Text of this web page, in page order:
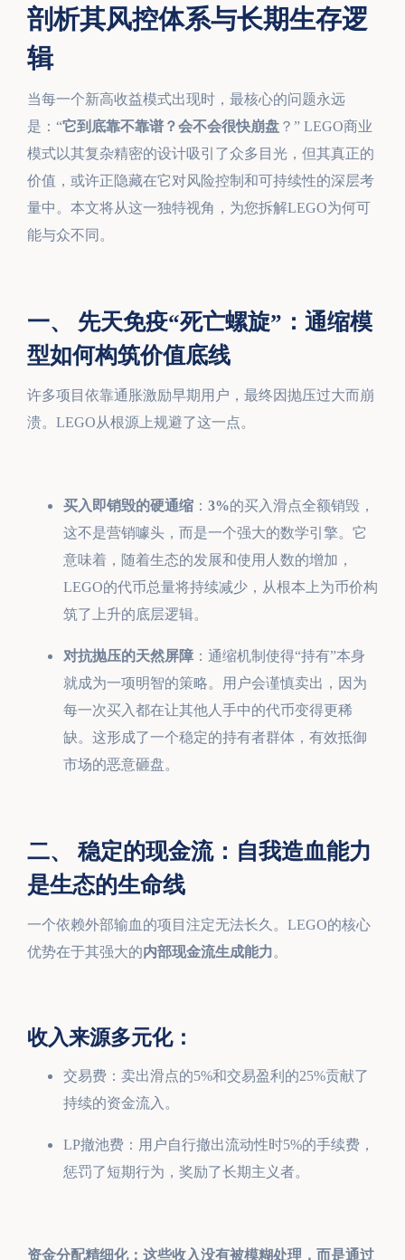
剖析其风控体系与长期生存逻
辑
当每一个新高收益模式出现时，最核心的问题永远
是：“它到底靠不靠谱？会不会很快崩盘 ？” LEGO商业
模式以其复杂精密的设计吸引了众多目光，但其真正的
价值，或许正隐藏在它对风险控制和可持续性的深层考
量中。本文将从这一独特视角，为您拆解LEGO为何可
能与众不同。
一、 先天免疫“死亡螺旋”：通缩模
型如何构筑价值底线
许多项目依靠通胀激励早期用户，最终因抛压过大而崩
溃。LEGO从根源上规避了这一点。
买入即销毁的硬通缩 ： 3%的买入滑点全额销毁，
这不是营销噱头，而是一个强大的数学引擎。它
意味着，随着生态的发展和使用人数的增加，
LEGO的代币总量将持续减少，从根本上为币价构
筑了上升的底层逻辑。
对抗抛压的天然屏障 ：通缩机制使得“持有”本身
就成为一项明智的策略。用户会谨慎卖出，因为
每一次买入都在让其他人手中的代币变得更稀
缺。这形成了一个稳定的持有者群体，有效抵御
市场的恶意砸盘。
二、 稳定的现金流：自我造血能力
是生态的生命线
一个依赖外部输血的项目注定无法长久。LEGO的核心
优势在于其强大的内部现金流生成能力
收入来源多元化：
交易费：卖出滑点的5%和交易盈利的25%贡献了
持续的资金流入。
LP撤池费：用户自行撤出流动性时5%的手续费，
惩罚了短期行为，奖励了长期主义者。
资金分配精细化：这些收入没有被模糊处理，而是通过